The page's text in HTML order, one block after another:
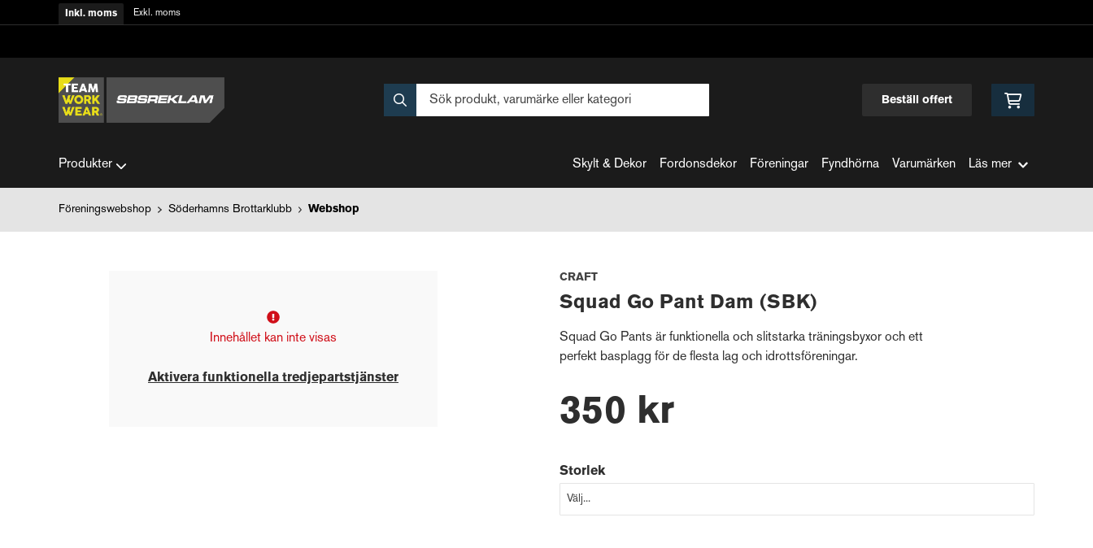
Inkl. moms Exkl. moms
Beställ offert
Produkter Skylt & Dekor Fordonsdekor Föreningar Fyndhörna Varumärken Läs mer
Föreningswebshop Söderhamns Brottarklubb Webshop
Innehållet kan inte visas
Aktivera funktionella tredjepartstjänster
CRAFT
Squad Go Pant Dam (SBK)
Squad Go Pants är funktionella och slitstarka träningsbyxor och ett
perfekt basplagg för de flesta lag och idrottsföreningar.
350 kr
Storlek